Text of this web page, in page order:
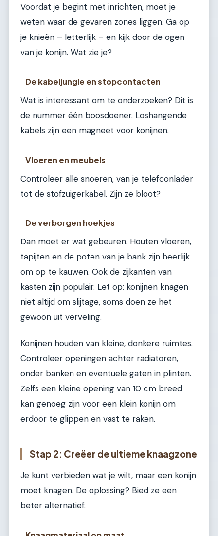
Voordat je begint met inrichten, moet je
weten waar de gevaren zones liggen. Ga op
je knieën – letterlijk – en kijk door de ogen
van je konijn. Wat zie je?
De kabeljungle en stopcontacten
Wat is interessant om te onderzoeken? Dit is
de nummer één boosdoener. Loshangende
kabels zijn een magneet voor konijnen.
Vloeren en meubels
Controleer alle snoeren, van je telefoonlader
tot de stofzuigerkabel. Zijn ze bloot?
De verborgen hoekjes
Dan moet er wat gebeuren. Houten vloeren,
tapijten en de poten van je bank zijn heerlijk
om op te kauwen. Ook de zijkanten van
kasten zijn populair. Let op: konijnen knagen
niet altijd om slijtage, soms doen ze het
gewoon uit verveling.
Konijnen houden van kleine, donkere ruimtes.
Controleer openingen achter radiatoren,
onder banken en eventuele gaten in plinten.
Zelfs een kleine opening van 10 cm breed
kan genoeg zijn voor een klein konijn om
erdoor te glippen en vast te raken.
Stap 2: Creëer de ultieme knaagzone
Je kunt verbieden wat je wilt, maar een konijn
moet knagen. De oplossing? Bied ze een
beter alternatief.